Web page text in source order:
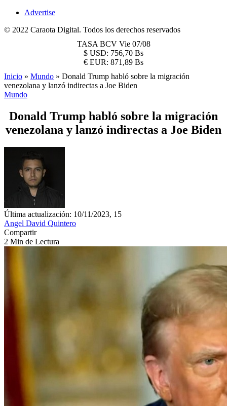
Advertise
© 2022 Caraota Digital. Todos los derechos reservados
TASA BCV Vie 07/08
$ USD: 756,70 Bs
€ EUR: 871,89 Bs
Inicio » Mundo » Donald Trump habló sobre la migración
venezolana y lanzó indirectas a Joe Biden
Mundo
Donald Trump habló sobre la migración
venezolana y lanzó indirectas a Joe Biden
Última actualización: 10/11/2023, 15
Angel David Quintero
Compartir
2 Min de Lectura